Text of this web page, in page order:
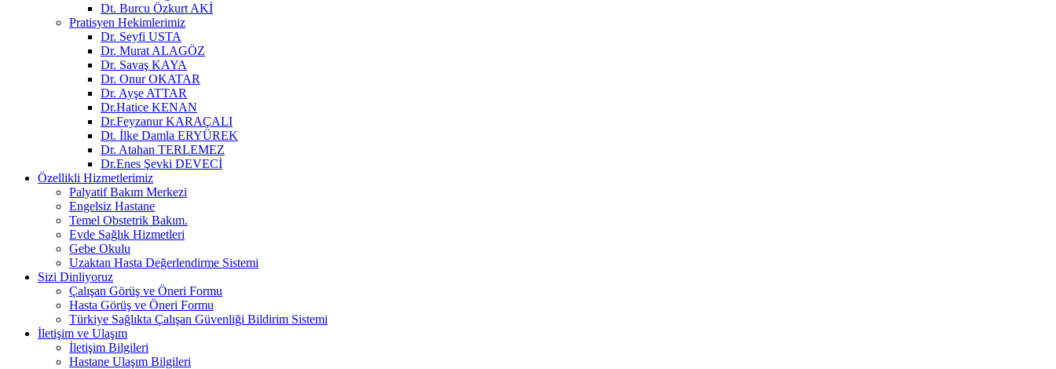
Dt. Burcu Özkurt AKİ
Pratisyen Hekimlerimiz
Dr. Seyfi USTA
Dr. Murat ALAGÖZ
Dr. Savaş KAYA
Dr. Onur OKATAR
Dr. Ayşe ATTAR
Dr.Hatice KENAN
Dr.Feyzanur KARAÇALI
Dt. İlke Damla ERYÜREK
Dr. Atahan TERLEMEZ
Dr.Enes Şevki DEVECİ
Özellikli Hizmetlerimiz
Palyatif Bakım Merkezi
Engelsiz Hastane
Temel Obstetrik Bakım.
Evde Sağlık Hizmetleri
Gebe Okulu
Uzaktan Hasta Değerlendirme Sistemi
Sizi Dinliyoruz
Çalışan Görüş ve Öneri Formu
Hasta Görüş ve Öneri Formu
Türkiye Sağlıkta Çalışan Güvenliği Bildirim Sistemi
İletişim ve Ulaşım
İletişim Bilgileri
Hastane Ulaşım Bilgileri